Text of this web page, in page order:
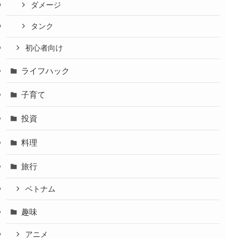
ダメージ
タンク
初心者向け
ライフハック
子育て
投資
料理
旅行
ベトナム
趣味
アニメ